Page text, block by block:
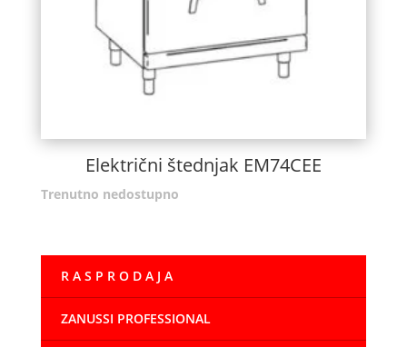
Električni štednjak EM74CEE
Trenutno nedostupno
R A S P R O D A J A
ZANUSSI PROFESSIONAL